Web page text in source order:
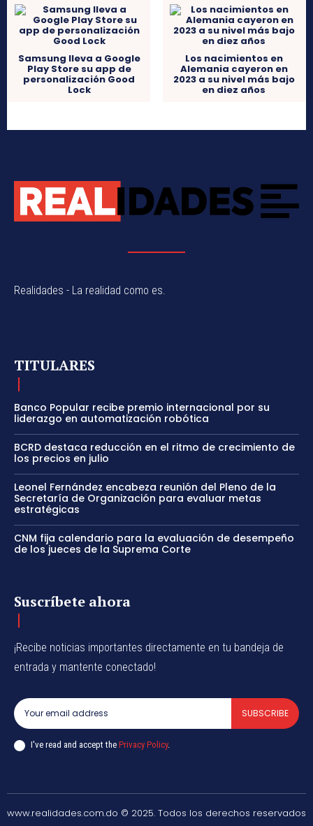
Samsung lleva a Google
Play Store su app de
personalización Good
Lock
Los nacimientos en
Alemania cayeron en
2023 a su nivel más bajo
en diez años
Realidades - La realidad como es.
TITULARES
Banco Popular recibe premio internacional por su
liderazgo en automatización robótica
BCRD destaca reducción en el ritmo de crecimiento de
los precios en julio
Leonel Fernández encabeza reunión del Pleno de la
Secretaría de Organización para evaluar metas
estratégicas
CNM fija calendario para la evaluación de desempeño
de los jueces de la Suprema Corte
Suscríbete ahora
¡Recibe noticias importantes directamente en tu bandeja de
entrada y mantente conectado!
SUBSCRIBE
I've read and accept the Privacy Policy.
www.realidades.com.do © 2025. Todos los derechos reservados